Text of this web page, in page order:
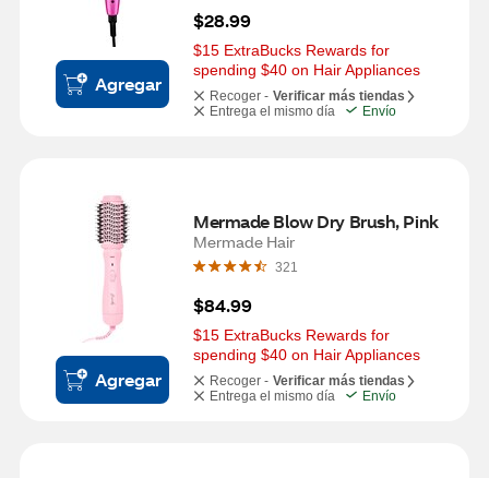
Agregar
$28.99
$15 ExtraBucks Rewards for
spending $40 on Hair Appliances
Recoger - Verificar más tiendas
Entrega el mismo día
Envío
Agregar
Mermade Blow Dry Brush, Pink
Mermade Hair
321
$84.99
$15 ExtraBucks Rewards for
spending $40 on Hair Appliances
Recoger - Verificar más tiendas
Entrega el mismo día
Envío